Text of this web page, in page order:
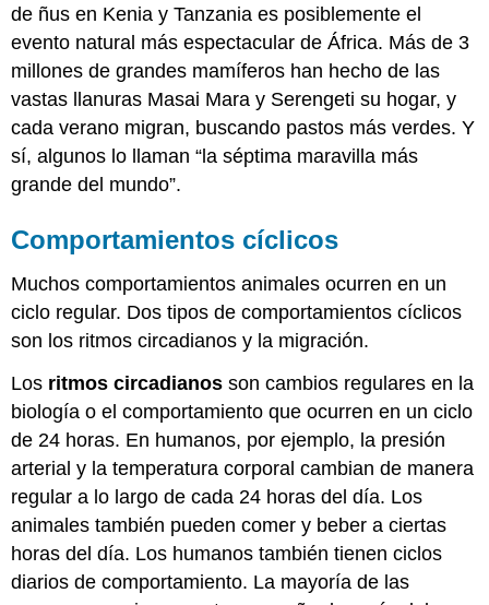
de ñus en Kenia y Tanzania es posiblemente el
evento natural más espectacular de África. Más de 3
millones de grandes mamíferos han hecho de las
vastas llanuras Masai Mara y Serengeti su hogar, y
cada verano migran, buscando pastos más verdes. Y
sí, algunos lo llaman “la séptima maravilla más
grande del mundo”.
Comportamientos cíclicos
Muchos comportamientos animales ocurren en un
ciclo regular. Dos tipos de comportamientos cíclicos
son los ritmos circadianos y la migración.
Los ritmos circadianos son cambios regulares en la
biología o el comportamiento que ocurren en un ciclo
de 24 horas. En humanos, por ejemplo, la presión
arterial y la temperatura corporal cambian de manera
regular a lo largo de cada 24 horas del día. Los
animales también pueden comer y beber a ciertas
horas del día. Los humanos también tienen ciclos
diarios de comportamiento. La mayoría de las